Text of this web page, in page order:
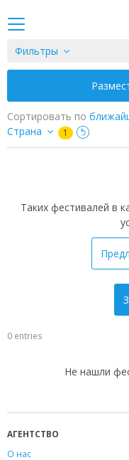
Фильтры
Сортировать по
Страна
1
Таких фестивалей в
0 entries
Не нашли
АГЕНТСТВО
О нас